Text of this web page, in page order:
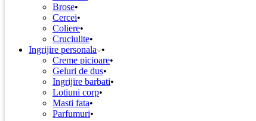
Brose
Cercei
Coliere
Cruciulite
Ingrijire personala
Creme picioare
Geluri de dus
Ingrijire barbati
Lotiuni corp
Masti fata
Parfumuri